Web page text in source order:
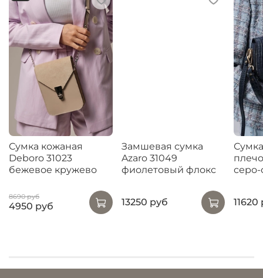
Сумка кожаная
Deboro 31023
бежевое кружево
8690 руб
4950 руб
Замшевая сумка
Azaro 31049
фиолетовый флокс
13250 руб 11620